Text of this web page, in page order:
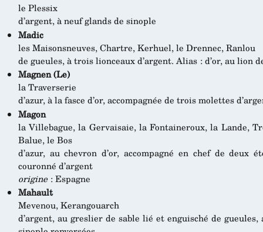
le Plessix
d’argent, à neuf glands de sinople
Madic
les Maisonsneuves, Chartre, Kerhuel, le Drennec, Ranlou
de gueules, à trois lionceaux d’argent. Alias : d’or, au lion
Magnen (Le)
la Traverserie
d’azur, à la fasce d’or, accompagnée de trois molettes
Magon
la Villebague, la Gervaisaie, la Fontaineroux, la Lande,
Balue, le Bos
d’azur, au chevron d’or, accompagné en chef de deux
couronné d’argent
origine: Espagne
Mahault
Mevenou, Kerangouarch
d’argent, au greslier de sable lié et enguisché de